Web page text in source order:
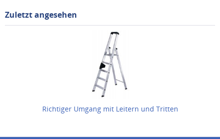
Zuletzt angesehen
Richtiger Umgang mit Leitern und Tritten